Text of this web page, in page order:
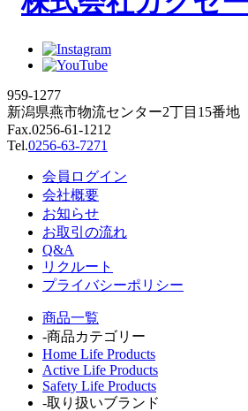
959-1277
新潟県燕市物流センター2丁目15番地
Fax.0256-61-1212
Tel.0256-63-7271
会員ログイン
会社概要
お知らせ
お取引の流れ
Q&A
リクルート
プライバシーポリシー
商品一覧
-商品カテゴリー
Home Life Products
Active Life Products
Safety Life Products
-取り扱いブランド